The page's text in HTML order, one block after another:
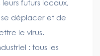
futurs locaux,
se déplacer et de
le virus.
: tous les